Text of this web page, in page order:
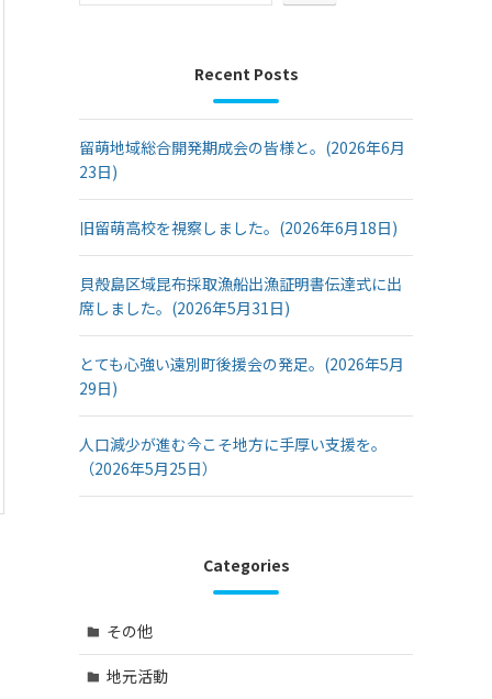
Recent Posts
留萌地域総合開発期成会の皆様と。(2026年6月
23日)
旧留萌高校を視察しました。(2026年6月18日)
貝殻島区域昆布採取漁船出漁証明書伝達式に出
席しました。(2026年5月31日)
とても心強い遠別町後援会の発足。(2026年5月
29日)
人口減少が進む今こそ地方に手厚い支援を。
（2026年5月25日）
Categories
その他
地元活動